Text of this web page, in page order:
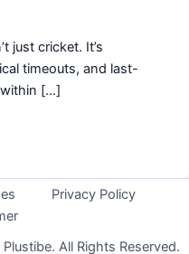
just cricket. It’s
timeouts, and last-
[…]
Privacy Policy
All Rights Reserved.